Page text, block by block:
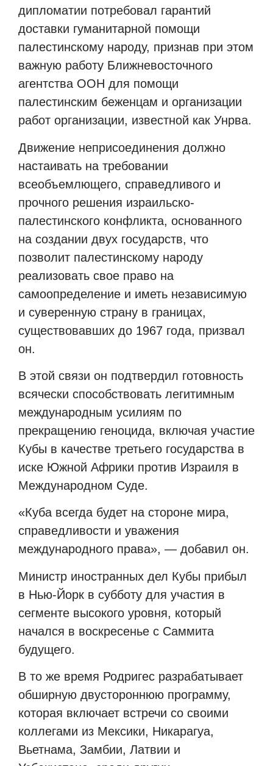
дипломатии потребовал гарантий
доставки гуманитарной помощи
палестинскому народу, признав при этом
важную работу Ближневосточного
агентства ООН для помощи
палестинским беженцам и организации
работ организации, известной как Унрва.
Движение неприсоединения должно
настаивать на требовании
всеобъемлющего, справедливого и
прочного решения израильско-
палестинского конфликта, основанного
на создании двух государств, что
позволит палестинскому народу
реализовать свое право на
самоопределение и иметь независимую
и суверенную страну в границах,
существовавших до 1967 года, призвал
он.
В этой связи он подтвердил готовность
всячески способствовать легитимным
международным усилиям по
прекращению геноцида, включая участие
Кубы в качестве третьего государства в
иске Южной Африки против Израиля в
Международном Суде.
«Куба всегда будет на стороне мира,
справедливости и уважения
международного права», — добавил он.
Министр иностранных дел Кубы прибыл
в Нью-Йорк в субботу для участия в
сегменте высокого уровня, который
начался в воскресенье с Саммита
будущего.
В то же время Родригес разрабатывает
обширную двустороннюю программу,
которая включает встречи со своими
коллегами из Мексики, Никарагуа,
Вьетнама, Замбии, Латвии и